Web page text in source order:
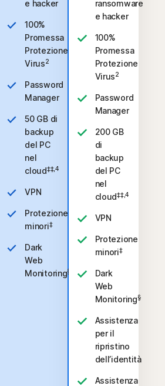
e hacker
100%
Promessa
Protezione
Virus2
Password
Manager
50 GB di
backup
del PC
nel
cloud‡‡,4
VPN
Protezione
minori‡
Dark
Web
Monitoring§
ransomware
e hacker
100%
Promessa
Protezione
Virus2
Password
Manager
200 GB
di
backup
del PC
nel
cloud‡‡,4
VPN
Protezione
minori‡
Dark
Web
Monitoring§
Assistenza
per il
ripristino
dell’identità
Assistenza